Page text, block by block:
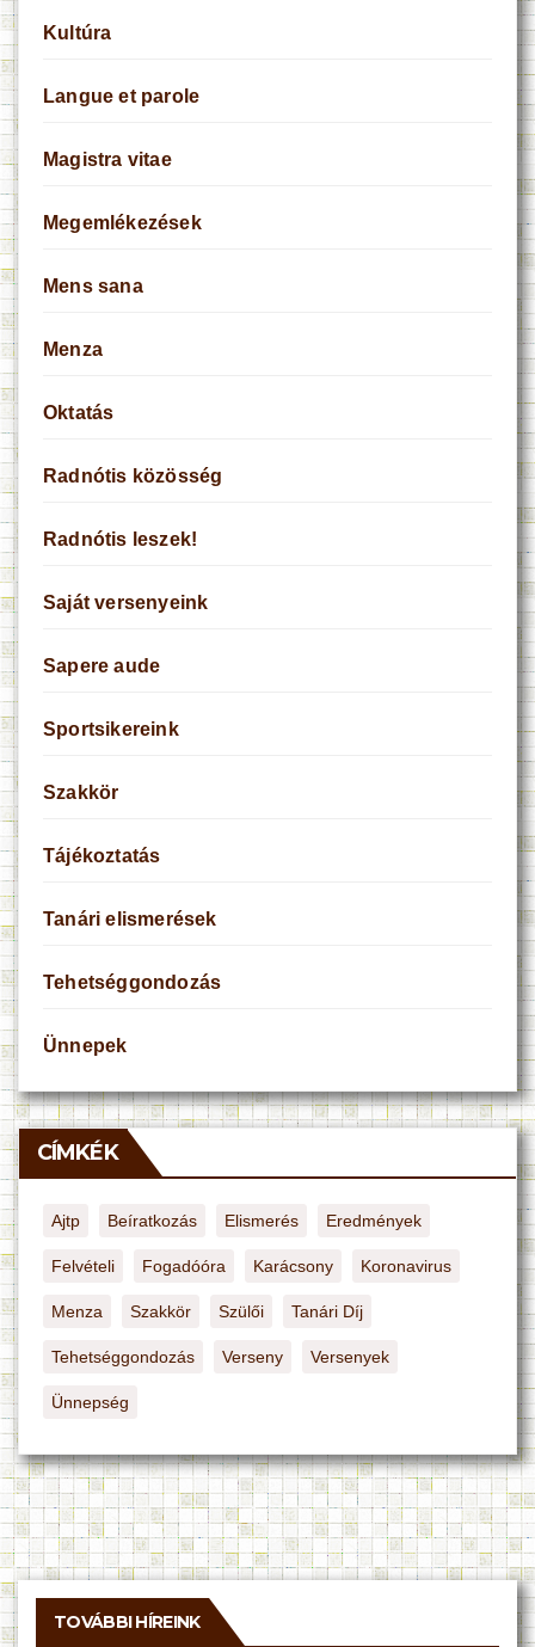
Kultúra
Langue et parole
Magistra vitae
Megemlékezések
Mens sana
Menza
Oktatás
Radnótis közösség
Radnótis leszek!
Saját versenyeink
Sapere aude
Sportsikereink
Szakkör
Tájékoztatás
Tanári elismerések
Tehetséggondozás
Ünnepek
CÍMKÉK
Ajtp Beíratkozás Elismerés Eredmények
Felvételi Fogadóóra Karácsony Koronavirus
Menza Szakkör Szülői Tanári Díj
Tehetséggondozás Verseny Versenyek
Ünnepség
TOVÁBBI HÍREINK